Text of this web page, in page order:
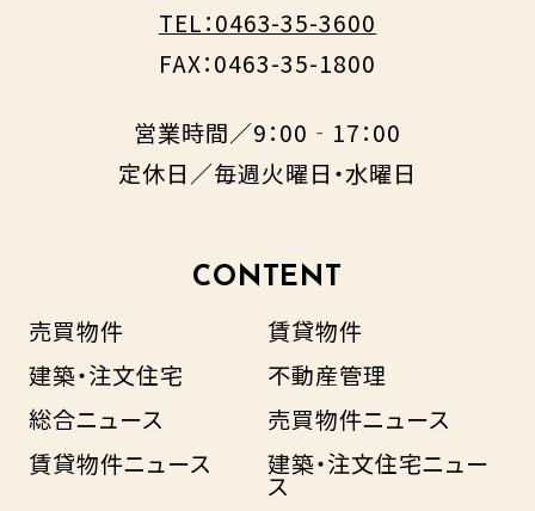
TEL：0463-35-3600
FAX：0463-35-1800
営業時間／9：00‐17：00
定休日／毎週火曜日・水曜日
CONTENT
売買物件
賃貸物件
建築・注文住宅
不動産管理
総合ニュース
売買物件ニュース
賃貸物件ニュース
建築・注文住宅ニュー
ス